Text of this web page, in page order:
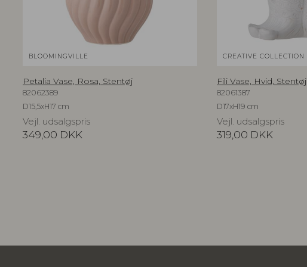
BLOOMINGVILLE
Petalia Vase, Rosa, Stentøj
82062389
D15,5xH17 cm
Vejl. udsalgspris
349,00 DKK
CREATIVE COLLECTION
Fili Vase, Hvid, Stentøj
82061387
D17xH19 cm
Vejl. udsalgspris
319,00 DKK